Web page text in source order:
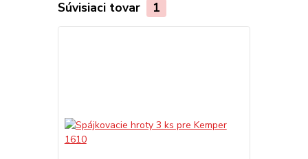
Súvisiaci tovar 1